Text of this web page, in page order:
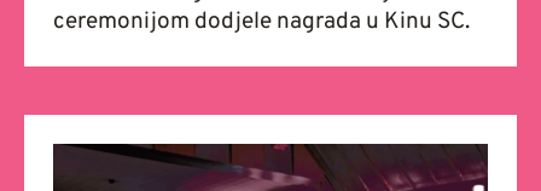
ceremonijom dodjele nagrada u Kinu SC.